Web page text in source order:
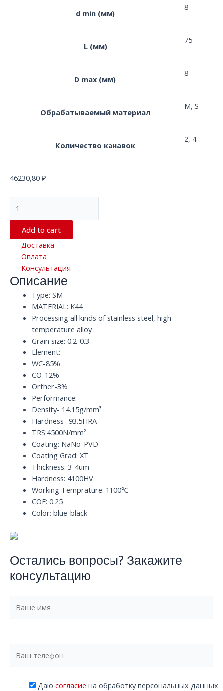
d min (мм)
8
L (мм)
75
D max (мм)
8
Обрабатываемый материал
M, S
Количество канавок
2, 4
46230,80 ₽
твердосплавная
концевая
фреза
канавками
D8.0*75*D8
quantity
Add to cart
Доставка
Оплата
Консультация
Описание
Type: SM
MATERIAL: K44
Processing all kinds of stainless steel, high
temperature alloy
Grain size: 0.2-0.3
Element:
WC-85%
CO-12%
Orther-3%
Performance:
Density- 14.15g/mm³
Hardness- 93.5HRA
TRS:4500N/mm²
Coating: NaNo-PVD
Coating Grad: XT
Thickness: 3-4um
Hardness: 4100HV
Working Temprature: 1100℃
COF: 0.25
Color: blue-black
Остались вопросы? Закажите
консультацию
Даю согласие на обработку персональных данных